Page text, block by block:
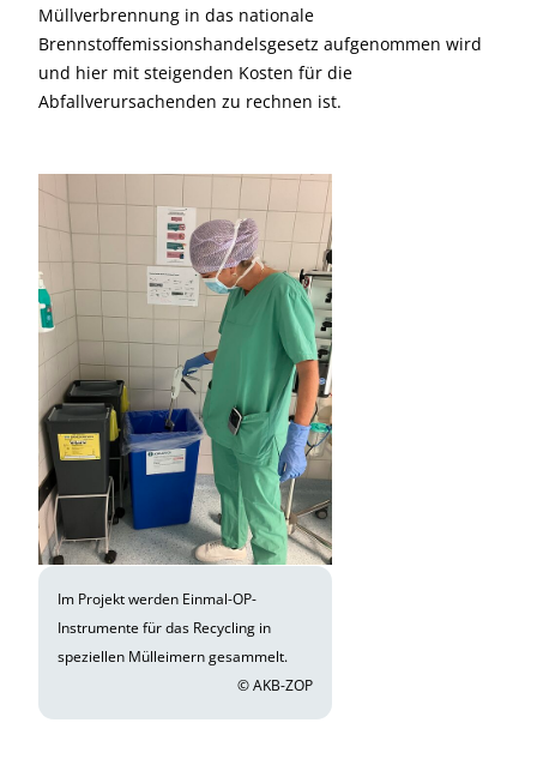
Müllverbrennung in das nationale
Brennstoffemissionshandelsgesetz aufgenommen wird
und hier mit steigenden Kosten für die
Abfallverursachenden zu rechnen ist.
Im Projekt werden Einmal-OP-
Instrumente für das Recycling in
speziellen Mülleimern gesammelt.
© AKB-ZOP